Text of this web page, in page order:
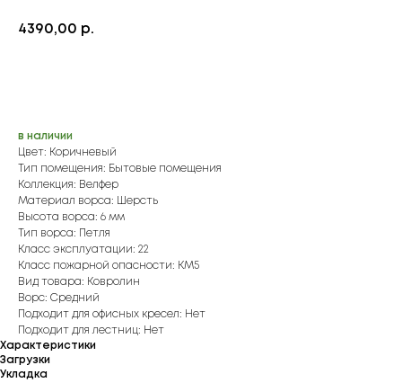
4390,00 р.
в наличии
Цвет: Коричневый
Тип помещения: Бытовые помещения
Коллекция: Велфер
Материал ворса: Шерсть
Высота ворса: 6 мм
Тип ворса: Петля
Класс эксплуатации: 22
Класс пожарной опасности: КМ5
Вид товара: Ковролин
Ворс: Средний
Подходит для офисных кресел: Нет
Подходит для лестниц: Нет
Характеристики
Загрузки
Укладка